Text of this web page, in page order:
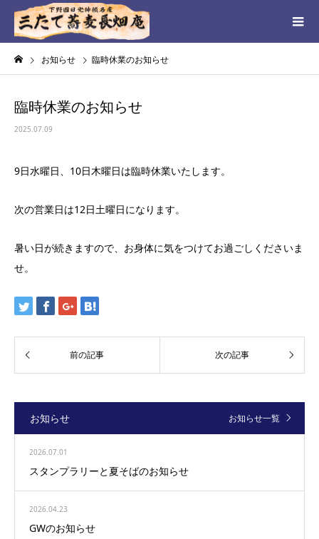
お知らせ 臨時休業のお知らせ
臨時休業のお知らせ
2025.07.09
9日水曜日、10日木曜日は臨時休業いたします。
次の営業日は12日土曜日になります。
暑い日が続きますので、お身体に気をつけてお過ごしくださいま
せ。
お知らせ お知らせ一覧
2026.07.01
スタンプラリーと夏そばのお知らせ
2026.04.23
GWのお知らせ